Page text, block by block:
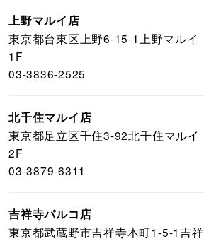
上野マルイ店
東京都台東区上野6-15-1上野マルイ
1F
03-3836-2525
北千住マルイ店
東京都足立区千住3-92北千住マルイ
2F
03-3879-6311
吉祥寺パルコ店
東京都武蔵野市吉祥寺本町1-5-1吉祥